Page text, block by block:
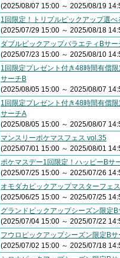
(2025/08/07 15:00 ～ 2025/08/19
1回限定！トリプルピックアップ選べ
(2025/07/29 15:00 ～ 2025/08/18
ダブルピックアップバラエティBサー
(2025/07/23 15:00 ～ 2025/08/10
1回限定プレゼント付き48時間有償
サーチB
(2025/08/05 15:00 ～ 2025/08/07
1回限定プレゼント付き48時間有償
サーチA
(2025/08/05 15:00 ～ 2025/08/07
マンスリーポケマスフェス vol.35
(2025/07/01 15:00 ～ 2025/08/01
ポケマスデー1回限定！ハッピーBサ
(2025/07/25 15:00 ～ 2025/07/26
オモダカピックアップマスターフェス
(2025/06/25 15:00 ～ 2025/07/25
グランドピックアップシーズン限定B
(2025/07/04 15:00 ～ 2025/07/22
フウロピックアップシーズン限定Bサ
(2025/07/02 15:00 ～ 2025/07/18